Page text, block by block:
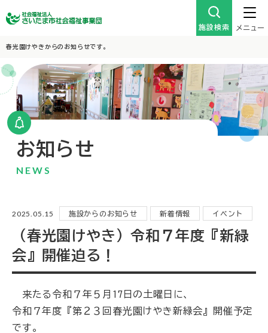
施設検索 メニュー
春光園けやきからのお知らせです。
お知らせ
NEWS
2025.05.15 施設からのお知らせ 新着情報 イベント
（春光園けやき）令和７年度『新緑
会』開催迫る！
来たる令和７年５月17日の土曜日に、
令和７年度『第２３回春光園けやき新緑会』開催予定
です。